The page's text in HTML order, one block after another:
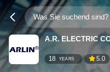
A.R. ELECTRIC
18 YEARS 5.0